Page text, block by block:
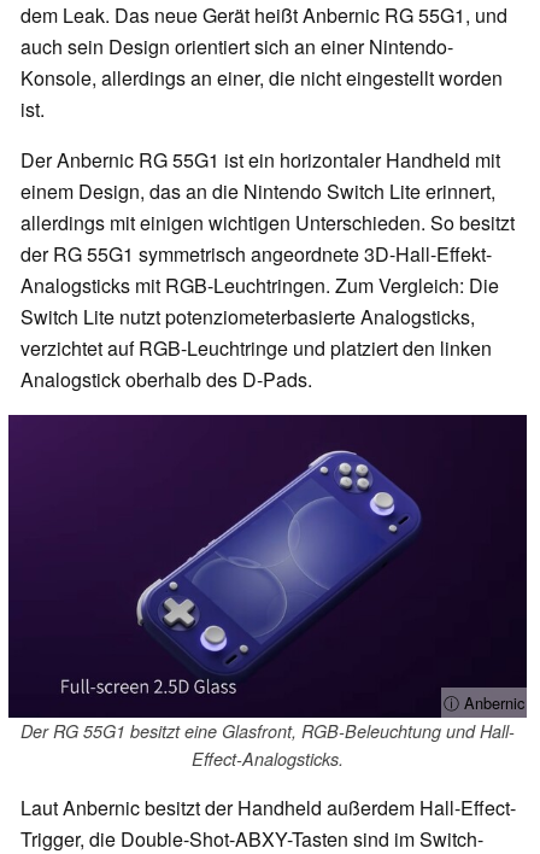
dem Leak. Das neue Gerät heißt Anbernic RG 55G1, und
auch sein Design orientiert sich an einer Nintendo-
Konsole, allerdings an einer, die nicht eingestellt worden
ist.
Der Anbernic RG 55G1 ist ein horizontaler Handheld mit
einem Design, das an die Nintendo Switch Lite erinnert,
allerdings mit einigen wichtigen Unterschieden. So besitzt
der RG 55G1 symmetrisch angeordnete 3D-Hall-Effekt-
Analogsticks mit RGB-Leuchtringen. Zum Vergleich: Die
Switch Lite nutzt potenziometerbasierte Analogsticks,
verzichtet auf RGB-Leuchtringe und platziert den linken
Analogstick oberhalb des D-Pads.
ⓘ Anbernic
Der RG 55G1 besitzt eine Glasfront, RGB-Beleuchtung und Hall-
Effect-Analogsticks.
Laut Anbernic besitzt der Handheld außerdem Hall-Effect-
Trigger, die Double-Shot-ABXY-Tasten sind im Switch-